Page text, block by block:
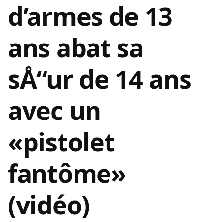
d’armes de 13
ans abat sa
sÅ“ur de 14 ans
avec un
«pistolet
fantôme»
(vidéo)